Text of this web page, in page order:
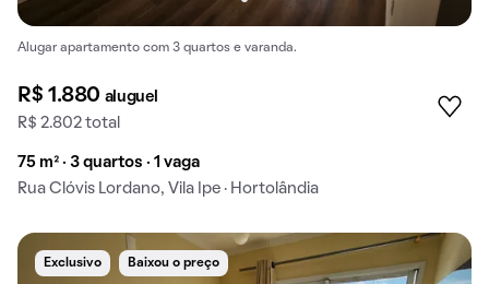
Alugar apartamento com 3 quartos e varanda.
R$ 1.880 aluguel
R$ 2.802 total
75 m² · 3 quartos · 1 vaga
Rua Clóvis Lordano, Vila Ipe · Hortolândia
Exclusivo Baixou o preço